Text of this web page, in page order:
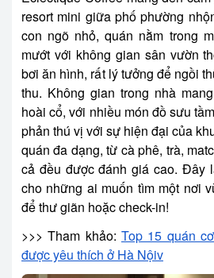
resort mini giữa phố phường
con ngõ nhỏ, quán nằm trong
mướt với không gian sân vườn
bơi ăn hình, rất lý tưởng để ngồi
thu. Không gian trong nhà
hoài cổ, với nhiều món đồ sưu
phản thú vị với sự hiện đại của
quán đa dạng, từ cà phê, trà,
cả đều được đánh giá cao. Đây
cho những ai muốn tìm một nơi
để thư giãn hoặc check-in!
>>> Tham khảo: Top 15 quán
được yêu thích ở Hà Nộiv